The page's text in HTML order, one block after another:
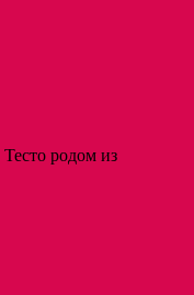
Тесто родом из